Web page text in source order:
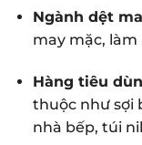
Ngành dệt
may mặc,
Hàng tiêu
thuộc như sợi
nhà bếp, túi